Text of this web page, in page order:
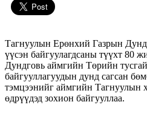
Тагнуулын Ерөнхий Газрын
үүсэн байгуулагдсаны түүхт 80
Дундговь аймгийн Төрийн
байгууллагуудын дунд сагсан
тэмцээнийг аймгийн Тагнуулын
өдрүүдэд зохион байгууллаа.